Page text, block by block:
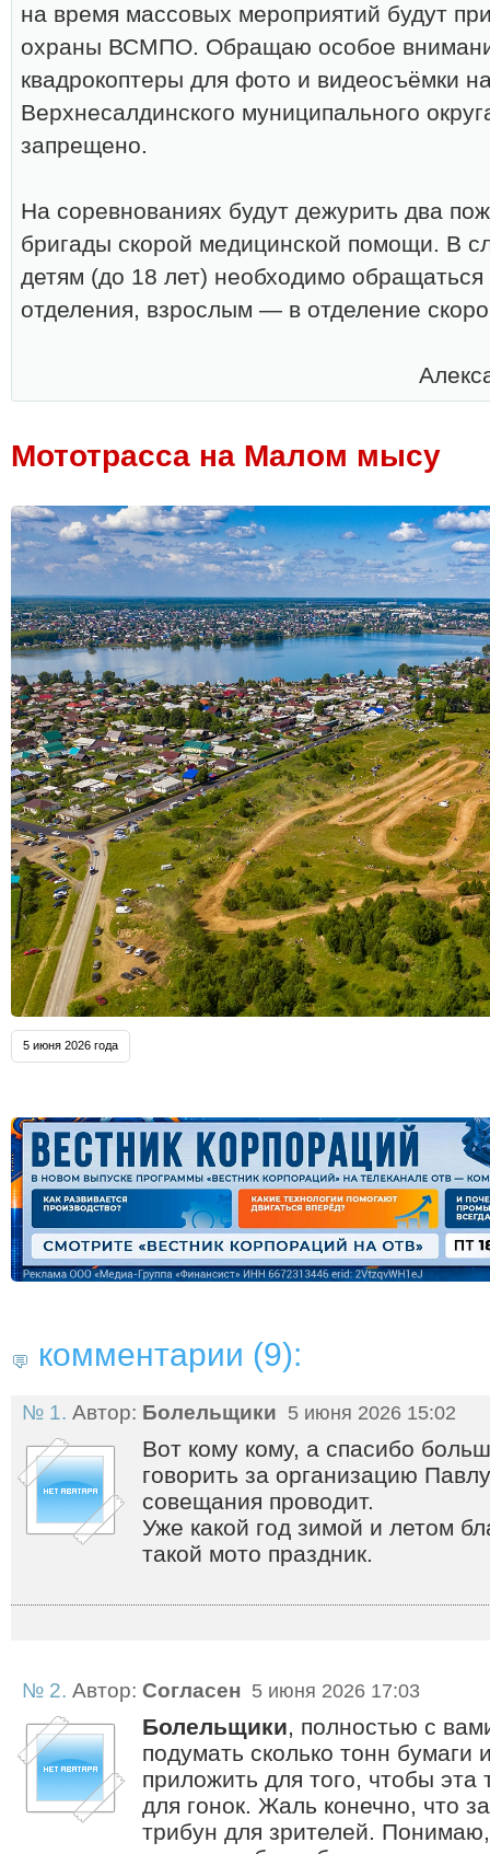
на время массовых мероприятий будут
охраны ВСМПО. Обращаю особое
квадрокоптеры для фото и видеосъёмки
Верхнесалдинского муниципального
запрещено.
На соревнованиях будут дежурить два
бригады скорой медицинской помощи. В
детям (до 18 лет) необходимо обращаться
отделения, взрослым — в отделение
Мототрасса на Малом мысу
5 июня 2026 года
комментарии (9):
№ 1. Автор: Болельщики 5 июня 2026 15:02
Вот кому кому, а спасибо
говорить за организацию
совещания проводит.
Уже какой год зимой и летом
такой мото праздник.
№ 2. Автор: Согласен 5 июня 2026 17:03
Болельщики , полностью с
подумать сколько тонн бумаги
приложить для того, чтобы эта
для гонок. Жаль конечно, что
трибун для зрителей.